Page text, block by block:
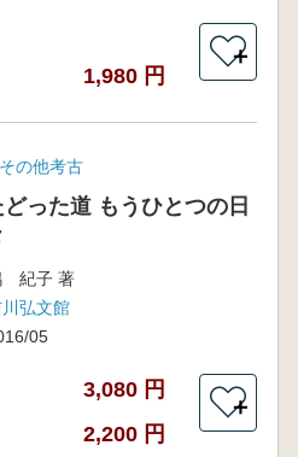
1,980 円
＋
その他考古
った道 もうひとつの日
紀子 著
弘文館
05
3,080 円
2,200 円
＋